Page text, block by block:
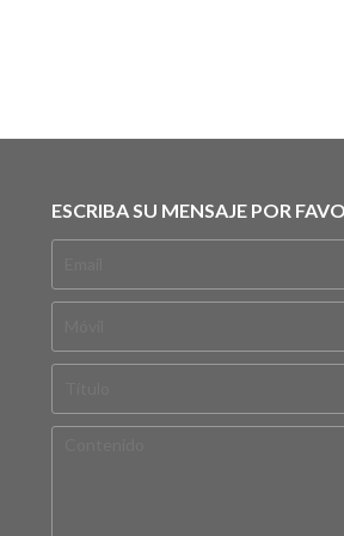
ESCRIBA SU MENSAJE POR